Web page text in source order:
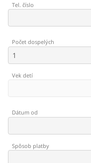
Tel. číslo
Počet dospelých
Vek detí
Dátum od
Spôsob platby